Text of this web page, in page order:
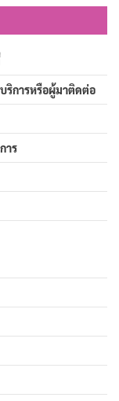
ริการหรือผู้มาติดต่อ
าร